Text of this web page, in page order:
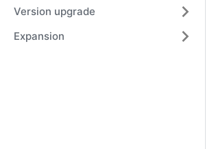
Version upgrade
Expansion